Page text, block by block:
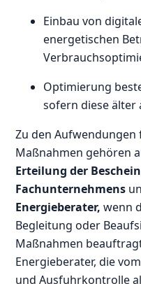
Einbau von
energetischen
Optimierung
sofern diese älter
Zu den
Maßnahmen gehören
Erteilung der
Fachunternehmens
Energieberater, wenn
Begleitung oder
Maßnahmen
Energieberater, die
und Ausfuhrkontrolle